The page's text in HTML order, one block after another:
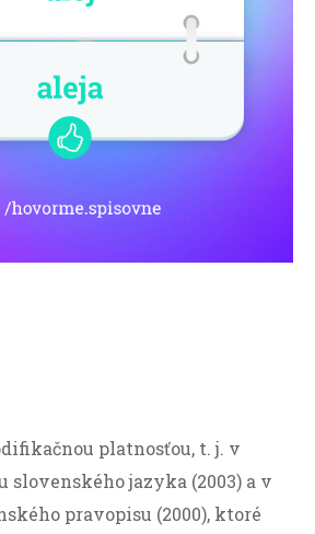
platnosťou, t. j. v
jazyka (2003) a v
pravopisu (2000), ktoré